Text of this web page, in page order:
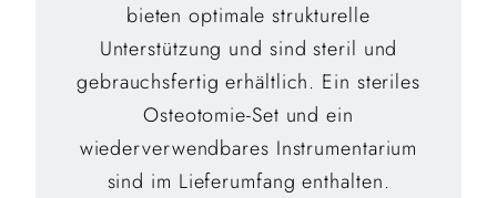
bieten optimale strukturelle
Unterstützung und sind steril und
gebrauchsfertig erhältlich. Ein steriles
Osteotomie-Set und ein
wiederverwendbares Instrumentarium
sind im Lieferumfang enthalten.